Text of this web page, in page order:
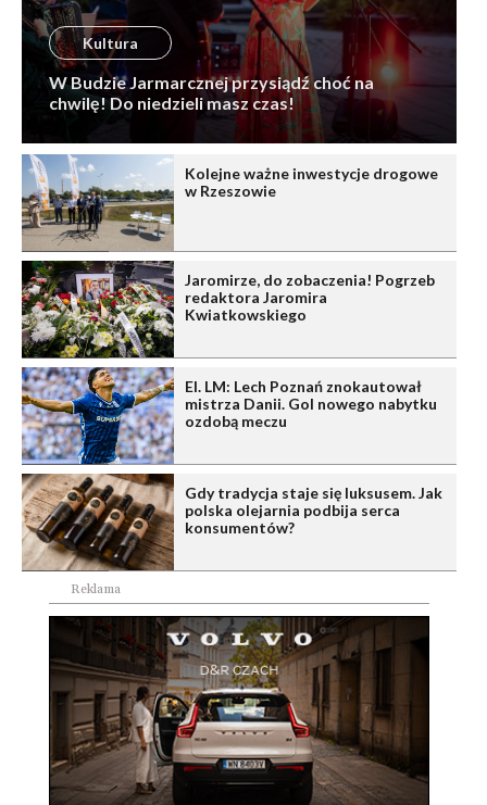
Kultura
W Budzie Jarmarcznej przysiądź choć na
chwilę! Do niedzieli masz czas!
Kolejne ważne inwestycje drogowe
w Rzeszowie
Jaromirze, do zobaczenia! Pogrzeb
redaktora Jaromira
Kwiatkowskiego
El. LM: Lech Poznań znokautował
mistrza Danii. Gol nowego nabytku
ozdobą meczu
Gdy tradycja staje się luksusem. Jak
polska olejarnia podbija serca
konsumentów?
Reklama